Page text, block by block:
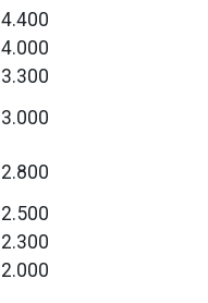
4.400
4.000
3.300
3.000
2.800
2.500
2.300
2.000